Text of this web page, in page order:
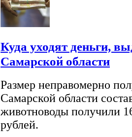
Куда уходят деньги,
Самарской области
Размер неправомерно
Самарской области
животноводы получили
рублей.